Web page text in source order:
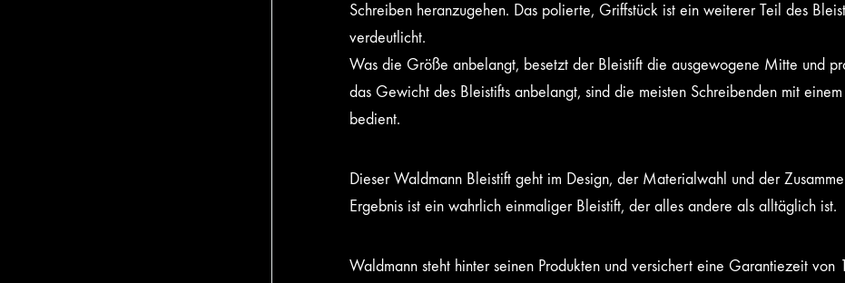
Schreiben heranzugehen. Das polierte, Griffstück ist ein weiterer Teil des
verdeutlicht.
Was die Größe anbelangt, besetzt der Bleistift die ausgewogene Mitte und
das Gewicht des Bleistifts anbelangt, sind die meisten Schreibenden mit
bedient.
Dieser Waldmann Bleistift geht im Design, der Materialwahl und der
Ergebnis ist ein wahrlich einmaliger Bleistift, der alles andere als alltäglich ist.
Waldmann steht hinter seinen Produkten und versichert eine Garantiezeit von